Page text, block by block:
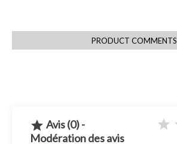
PRODUCT COMMENTS
 Avis (0) -
Modération des avis